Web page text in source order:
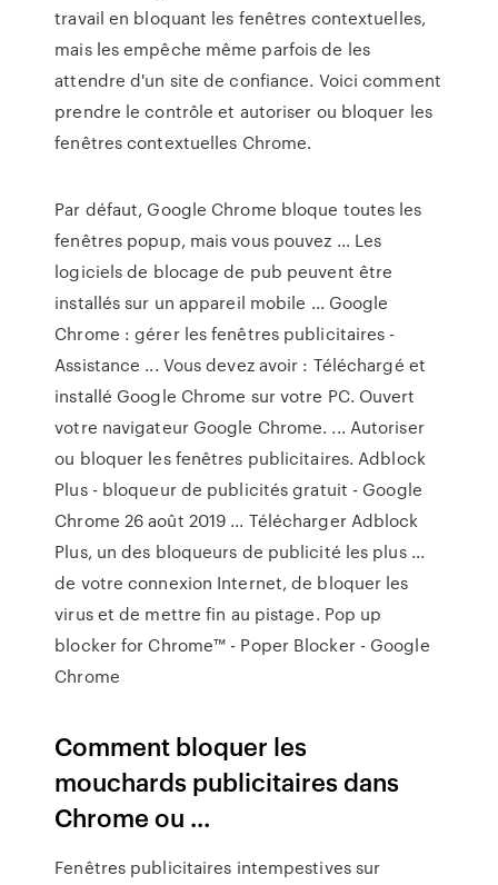
travail en bloquant les fenêtres contextuelles,
mais les empêche même parfois de les
attendre d'un site de confiance. Voici comment
prendre le contrôle et autoriser ou bloquer les
fenêtres contextuelles Chrome.
Par défaut, Google Chrome bloque toutes les
fenêtres popup, mais vous pouvez ... Les
logiciels de blocage de pub peuvent être
installés sur un appareil mobile ... Google
Chrome : gérer les fenêtres publicitaires -
Assistance ... Vous devez avoir : Téléchargé et
installé Google Chrome sur votre PC. Ouvert
votre navigateur Google Chrome. ... Autoriser
ou bloquer les fenêtres publicitaires. Adblock
Plus - bloqueur de publicités gratuit - Google
Chrome 26 août 2019 ... Télécharger Adblock
Plus, un des bloqueurs de publicité les plus ...
de votre connexion Internet, de bloquer les
virus et de mettre fin au pistage. Pop up
blocker for Chrome™ - Poper Blocker - Google
Chrome
Comment bloquer les
mouchards publicitaires dans
Chrome ou ...
Fenêtres publicitaires intempestives sur